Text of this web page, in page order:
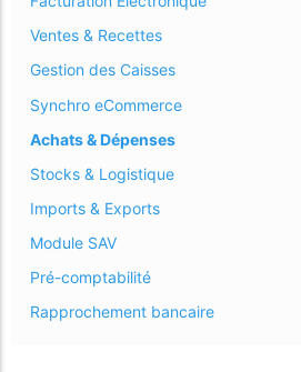
Ventes & Recettes
Gestion des Caisses
Synchro eCommerce
Achats & Dépenses
Stocks & Logistique
Imports & Exports
Module SAV
Pré-comptabilité
Rapprochement bancaire